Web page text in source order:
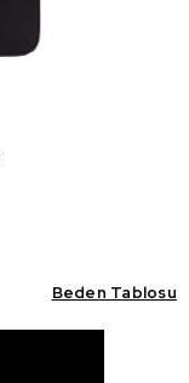
Beden Tablosu